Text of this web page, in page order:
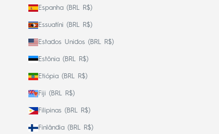
Espanha (BRL R$)
Essuatíni (BRL R$)
Estados Unidos (BRL R$)
Estônia (BRL R$)
Etiópia (BRL R$)
Fiji (BRL R$)
Filipinas (BRL R$)
Finlândia (BRL R$)